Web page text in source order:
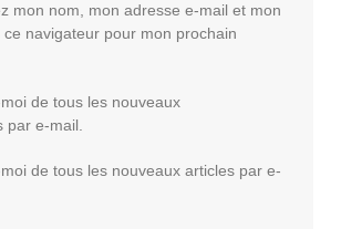
mon nom, mon adresse e-mail et mon
navigateur pour mon prochain
de tous les nouveaux
par e-mail.
de tous les nouveaux articles par e-